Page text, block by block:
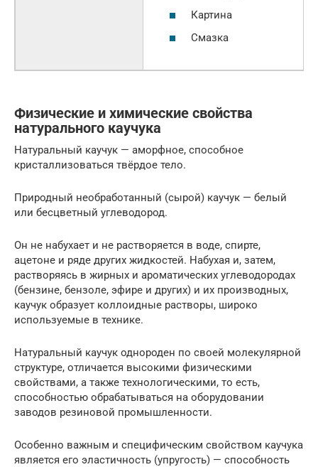
Картина
Смазка
Физические и химические свойства
натурального каучука
Натуральный каучук — аморфное, способное
кристаллизоваться твёрдое тело.
Природный необработанный (сырой) каучук — белый
или бесцветный углеводород.
Он не набухает и не растворяется в воде, спирте,
ацетоне и ряде других жидкостей. Набухая и, затем,
растворяясь в жирных и ароматических углеводородах
(бензине, бензоле, эфире и других) и их производных,
каучук образует коллоидные растворы, широко
используемые в технике.
Натуральный каучук однороден по своей молекулярной
структуре, отличается высокими физическими
свойствами, а также технологическими, то есть,
способностью обрабатываться на оборудовании
заводов резиновой промышленности.
Особенно важным и специфическим свойством каучука
является его эластичность (упругость) — способность